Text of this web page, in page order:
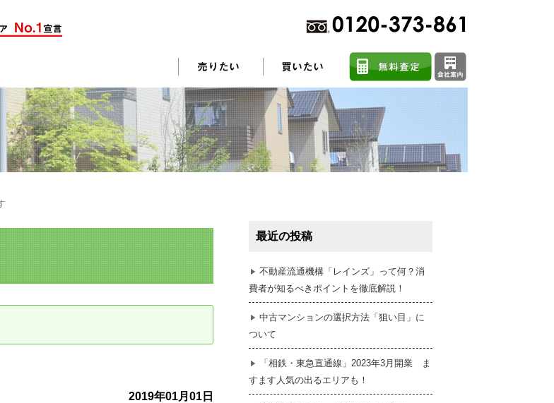
売却されたお客様の声 不動産売却に関するよくある質問
不動産売却成功のコツ 任意売却
ム
売買契約のご締結
不動産購入に関するよくある質問
できる仕組み リニュアル仲介で実現する豊かな暮らし はじめての物件探し
2019年01月01日
最近の投稿
不動産流通機構「レインズ」って何？消
費者が知るべきポイントを徹底解説！
中古マンションの選択方法「狙い目」に
ついて
「相鉄・東急直通線」2023年3月開業 ま
すます人気の出るエリアも！